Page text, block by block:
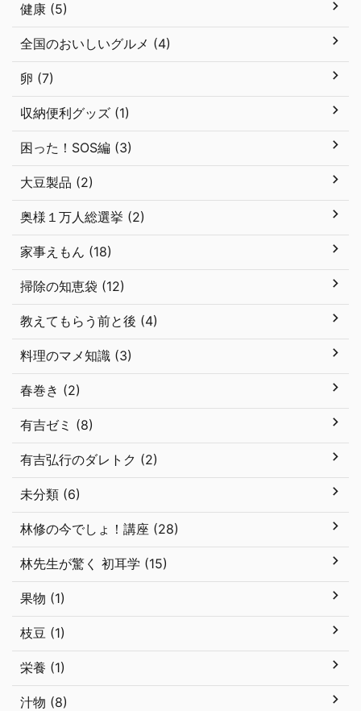
健康 (5)
全国のおいしいグルメ (4)
卵 (7)
収納便利グッズ (1)
困った！SOS編 (3)
大豆製品 (2)
奥様１万人総選挙 (2)
家事えもん (18)
掃除の知恵袋 (12)
教えてもらう前と後 (4)
料理のマメ知識 (3)
春巻き (2)
有吉ゼミ (8)
有吉弘行のダレトク (2)
未分類 (6)
林修の今でしょ！講座 (28)
林先生が驚く 初耳学 (15)
果物 (1)
枝豆 (1)
栄養 (1)
汁物 (8)